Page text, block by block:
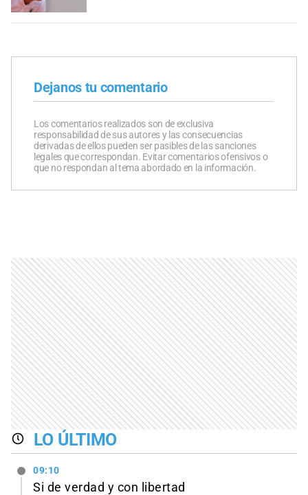
Dejanos tu comentario
Los comentarios realizados son de exclusiva
responsabilidad de sus autores y las consecuencias
derivadas de ellos pueden ser pasibles de las sanciones
legales que correspondan. Evitar comentarios ofensivos o
que no respondan al tema abordado en la información.
LO ÚLTIMO
09:10
Si de verdad y con libertad